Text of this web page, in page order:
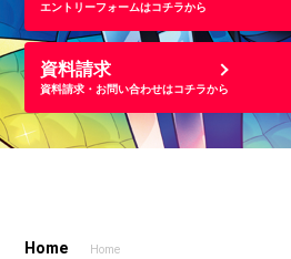
エントリーフォームはコチラから
資料請求
資料請求・お問い合わせはコチラから
Home Home